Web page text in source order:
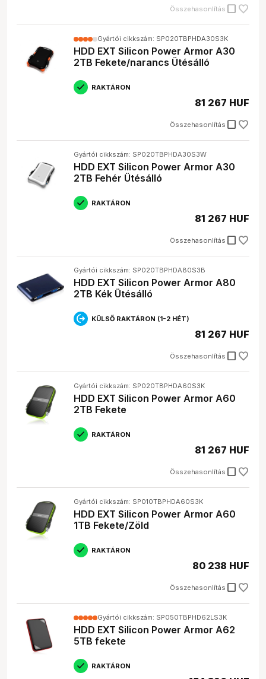
Összehasonlítás check_box_outline_blank
Gyártói cikkszám: SP020TBPHDA30S3K
HDD EXT Silicon Power Armor A30
2TB Fekete/narancs Ütésálló
RAKTÁRON
Összehasonlítás check_box_outline_blank
81 267 HUF
Gyártói cikkszám: SP020TBPHDA30S3W
HDD EXT Silicon Power Armor A30
2TB Fehér Ütésálló
RAKTÁRON
Összehasonlítás check_box_outline_blank
81 267 HUF
Gyártói cikkszám: SP020TBPHDA80S3B
HDD EXT Silicon Power Armor A80
2TB Kék Ütésálló
KÜLSŐ RAKTÁRON (1-2 HÉT)
Összehasonlítás check_box_outline_blank
81 267 HUF
Gyártói cikkszám: SP020TBPHDA60S3K
HDD EXT Silicon Power Armor A60
2TB Fekete
RAKTÁRON
Összehasonlítás check_box_outline_blank
81 267 HUF
Gyártói cikkszám: SP010TBPHDA60S3K
HDD EXT Silicon Power Armor A60
1TB Fekete/Zöld
RAKTÁRON
Összehasonlítás check_box_outline_blank
80 238 HUF
Gyártói cikkszám: SP050TBPHD62LS3K
HDD EXT Silicon Power Armor A62
5TB fekete
RAKTÁRON